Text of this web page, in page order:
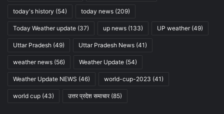
today's history (54) today news (209)
Today Weather update (37) up news (133) UP weather(49)
Uttar Pradesh (49) Uttar Pradesh News (41)
weather news (56) Weather Update (54)
Weather Update NEWS (46) world-cup-2023 (41)
world cup (43) उत्तर प्रदेश समाचार(85)